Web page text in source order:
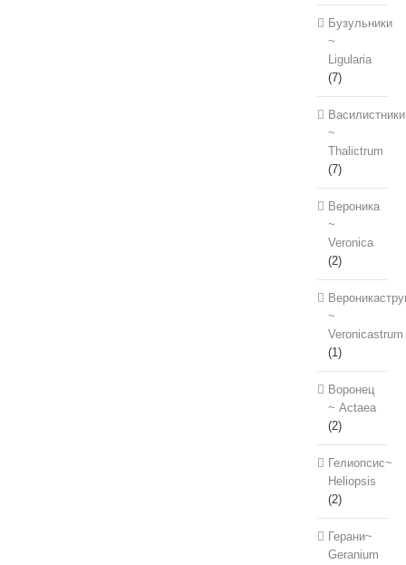
Бузульники
~
Ligularia
(7)
Василистники
~
Thalictrum
(7)
Вероника
~
Veronica
(2)
~
Veronicastrum
(1)
Воронец
~ Actaea
(2)
Гелиопсис~
Heliopsis
(2)
Герани~
Geranium